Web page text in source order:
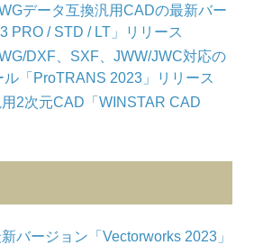
データ互換汎用CADの最新バー
PRO / STD / LT」リリース
DXF、SXF、JWW/JWC対応の
「ProTRANS 2023」リリース
2次元CAD「WINSTAR CAD
バージョン「Vectorworks 2023」